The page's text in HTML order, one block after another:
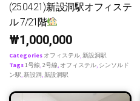
(25.04.21)新設洞駅オフィステ
ル 7/21階
₩1,000,000
Categories オフィステル,新設洞駅
Tags1号線,2号線, オフィステル, シンソルド
ン駅,新設洞 ,新設洞駅